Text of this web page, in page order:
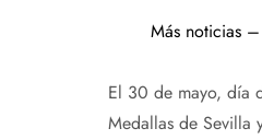
Más noticias –
El 30 de mayo, día
Medallas de Sevilla